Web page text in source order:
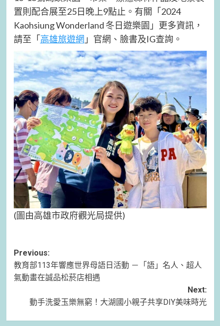
置則配合展至25日晚上9點止。有關「2024
Kaohsiung Wonderland 冬日遊樂園」更多資訊，
請至「高雄旅遊網 」官網、臉書及IG查詢。
(圖由高雄市政府觀光局提供)
Post
navigation
Previous:
教育部113年響應世界母語日活動 －「語」名人、超人
氣動畫在誠品松菸店相遇
Next:
動手洗愛玉樂無窮！大湖國小親子共享DIY美味時光